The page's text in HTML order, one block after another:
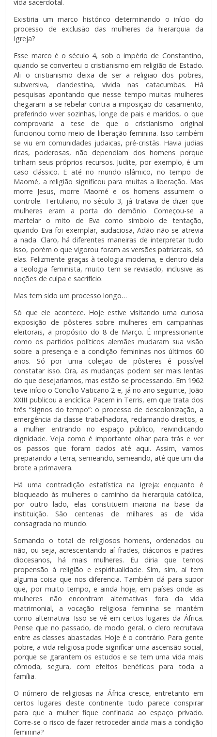
vida sacerdotal.
Existiria um marco histórico determinando o início do
processo de exclusão das mulheres da hierarquia da
Igreja?
Esse marco é o século 4, sob o império de Constantino,
quando se converteu o cristianismo em religião de Estado.
Ali o cristianismo deixa de ser a religião dos pobres,
subversiva, clandestina, vivida nas catacumbas. Há
pesquisas apontando que nesse tempo muitas mulheres
chegaram a se rebelar contra a imposição do casamento,
preferindo viver sozinhas, longe de pais e maridos, o que
comprovaria a tese de que o cristianismo original
funcionou como meio de liberação feminina. Isso também
se viu em comunidades judaicas, pré-cristãs. Havia judias
ricas, poderosas, não dependiam dos homens porque
tinham seus próprios recursos. Judite, por exemplo, é um
caso clássico. E até no mundo islâmico, no tempo de
Maomé, a religião significou para muitas a liberação. Mas
morre Jesus, morre Maomé e os homens assumem o
controle. Tertuliano, no século 3, já tratava de dizer que
mulheres eram a porta do demônio. Começou-se a
martelar o mito de Eva como símbolo de tentação,
quando Eva foi exemplar, audaciosa, Adão não se atrevia
a nada. Claro, há diferentes maneiras de interpretar tudo
isso, porém o que vigorou foram as versões patriarcais, só
elas. Felizmente graças à teologia moderna, e dentro dela
a teologia feminista, muito tem se revisado, inclusive as
noções de culpa e sacrifício.
Mas tem sido um processo longo…
Só que ele acontece. Hoje estive visitando uma curiosa
exposição de pôsteres sobre mulheres em campanhas
eleitorais, a propósito do 8 de Março. É impressionante
como os partidos políticos alemães mudaram sua visão
sobre a presença e a condição femininas nos últimos 60
anos. Só por uma coleção de pôsteres é possível
constatar isso. Ora, as mudanças podem ser mais lentas
do que desejaríamos, mas estão se processando. Em 1962
teve início o Concílio Vaticano 2 e, já no ano seguinte, João
XXIII publicou a encíclica Pacem in Terris, em que trata dos
três “signos do tempo”: o processo de descolonização, a
emergência da classe trabalhadora, reclamando direitos, e
a mulher entrando no espaço público, reivindicando
dignidade. Veja como é importante olhar para trás e ver
os passos que foram dados até aqui. Assim, vamos
preparando a terra, semeando, semeando, até que um dia
brote a primavera.
Há uma contradição estatística na Igreja: enquanto é
bloqueado às mulheres o caminho da hierarquia católica,
por outro lado, elas constituem maioria na base da
instituição. São centenas de milhares as de vida
consagrada no mundo.
Somando o total de religiosos homens, ordenados ou
não, ou seja, acrescentando aí frades, diáconos e padres
diocesanos, há mais mulheres. Eu diria que temos
propensão à religião e espiritualidade. Sim, sim, aí tem
alguma coisa que nos diferencia. Também dá para supor
que, por muito tempo, e ainda hoje, em países onde as
mulheres não encontram alternativas fora da vida
matrimonial, a vocação religiosa feminina se mantém
como alternativa. Isso se vê em certos lugares da África.
Pense que no passado, de modo geral, o clero recrutava
entre as classes abastadas. Hoje é o contrário. Para gente
pobre, a vida religiosa pode significar uma ascensão social,
porque se garantem os estudos e se tem uma vida mais
cômoda, segura, com efeitos benéficos para toda a
família.
O número de religiosas na África cresce, entretanto em
certos lugares deste continente tudo parece conspirar
para que a mulher fique confinada ao espaço privado.
Corre-se o risco de fazer retroceder ainda mais a condição
feminina?